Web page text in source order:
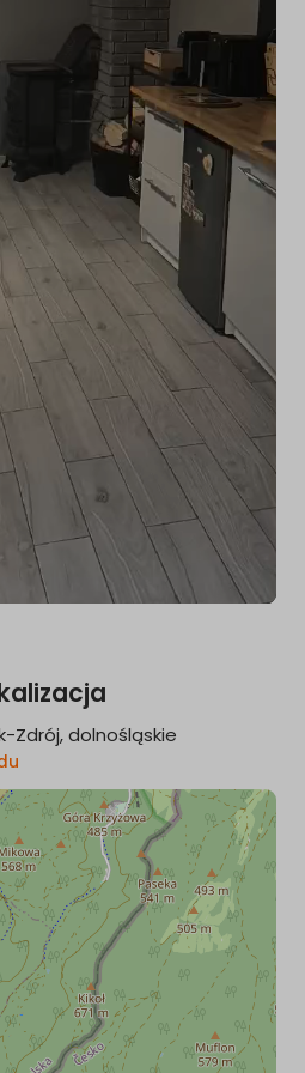
Zdrój, dolnośląskie